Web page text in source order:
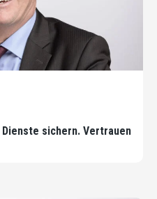
sichern. Vertrauen